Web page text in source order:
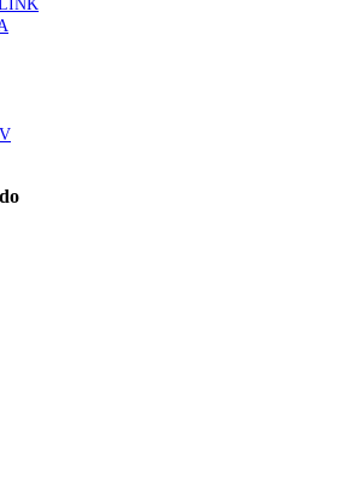
níveis elevados de Lp(a), revela estudo
para primeira linha no cancro da
metastático em doentes não
aos cheques psicólogo e
mês
cirurgia endoscópica do ouvido com